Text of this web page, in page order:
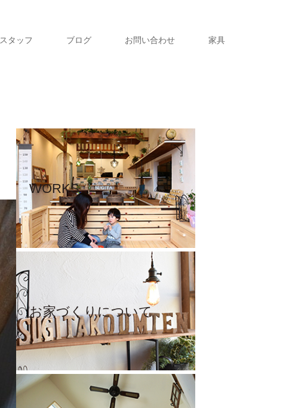
スタッフ ブログ お問い合わせ 家具
WORKS
お家づくりについて